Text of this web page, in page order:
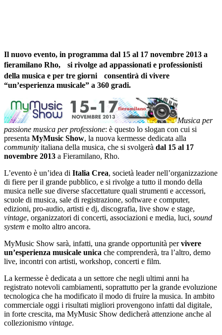
Il nuovo evento, in programma dal 15 al 17 novembre 2013 a
fieramilano Rho, si rivolge ad appassionati e professionisti
della musica e per tre giorni consentirà di vivere
“un’esperienza musicale” a 360 gradi.
Musica per
passione musica per professione: è questo lo slogan con cui si
presenta MyMusic Show, la nuova kermesse dedicata alla
community italiana della musica, che si svolgerà dal 15 al 17
novembre 2013 a Fieramilano, Rho.
L’evento è un’idea di Italia Crea, società leader nell’organizzazione
di fiere per il grande pubblico, e si rivolge a tutto il mondo della
musica nelle sue diverse sfaccettature quali strumenti e accessori,
scuole di musica, sale di registrazione, software e computer,
edizioni, pro-audio, artisti e dj, discografia, live show e stage,
vintage, organizzatori di concerti, associazioni e media, luci, sound
system e molto altro ancora.
MyMusic Show sarà, infatti, una grande opportunità pervivere
un’esperienza musicale unica che comprenderà, tra l’altro, demo
live, incontri con artisti, workshop, concerti e film.
La kermesse è dedicata a un settore che negli ultimi anni ha
registrato notevoli cambiamenti, soprattutto per la grande evoluzione
tecnologica che ha modificato il modo di fruire la musica. In ambito
commerciale oggi i risultati migliori provengono infatti dal digitale,
in forte crescita, ma MyMusic Show dedicherà attenzione anche al
collezionismo vintage.